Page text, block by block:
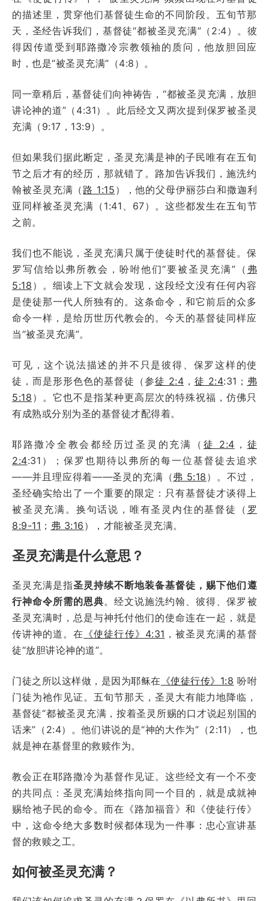
的描述里，贯穿他们基督徒生命的不同阶段。五旬节那
天，圣经告诉我们，基督徒“都被圣灵充满”（2:4）。彼
得因传道受到耶路撒冷宗教领袖的质问，他放胆回应
时，也是“被圣灵充满”（4:8）。
同一章稍后，基督徒们向神祷告，“都被圣灵充满，放胆
讲论神的道”（4:31）。此后经文又两次提到保罗被圣灵
充满（9:17，13:9）。
但如果我们据此断定，圣灵充满是神的子民唯有在五旬
节之后才有的经历，那就错了。路加告诉我们，施洗约
翰被圣灵充满（ 路 1:15 ），他的父母伊丽莎白和撒迦利
亚同样被圣灵充满（1:41、67）。这些都发生在五旬节
之前。
我们也不能说，圣灵充满只属于使徒时代的基督徒。保
罗写信给以弗所教会，吩咐他们“要被圣灵充满”（ 弗
5:18 ）。细读上下文就会发现，这段经文没有任何内容
是使徒那一代人所独有的。这条命令，和它前后的众多
命令一样，是给历世历代教会的。今天的基督徒同样应
当“被圣灵充满”。
可见，这个说法描述的并不只是彼得、保罗这样的使
徒，而是形形色色的基督徒（参徒 2:4 ， 徒 2:4:31； 弗
5:18 ）。它也不是指某种更高层次的特殊祝福，仿佛只
有成熟或分别为圣的基督徒才配得着。
耶路撒冷全教会都经历过圣灵的充满（ 徒 2:4 ， 徒
2:4:31）；保罗也期待以弗所的每一位基督徒去追求
——并且理应得着——圣灵的充满（弗 5:18 ）。不过，
圣经确实给出了一个重要的限定：只有基督徒才谈得上
被圣灵充满。换句话说，唯有圣灵内住的基督徒（ 罗
8:9-11 ； 弗 3:16 ），才能被圣灵充满。
圣灵充满是什么意思？
圣灵充满是指圣灵持续不断地装备基督徒，赐下他们遵
行神命令所需的恩典。经文说施洗约翰、彼得、保罗被
圣灵充满时，总是与神托付他们的使命连在一起，就是
传讲神的道。在 《使徒行传》4:31 ，被圣灵充满的基督
徒“放胆讲论神的道”。
门徒之所以这样做，是因为耶稣在 《使徒行传》1:8 吩咐
门徒为祂作见证。五旬节那天，圣灵大有能力地降临，
基督徒“都被圣灵充满，按着圣灵所赐的口才说起别国的
话来”（2:4）。他们讲说的是“神的大作为”（2:11），也
就是神在基督里的救赎作为。
教会正在耶路撒冷为基督作见证。这些经文有一个不变
的共同点：圣灵充满始终指向同一个目的，就是成就神
赐给祂子民的命令。而在《路加福音》和《使徒行传》
中，这命令绝大多数时候都体现为一件事：忠心宣讲基
督的救赎之工。
如何被圣灵充满？